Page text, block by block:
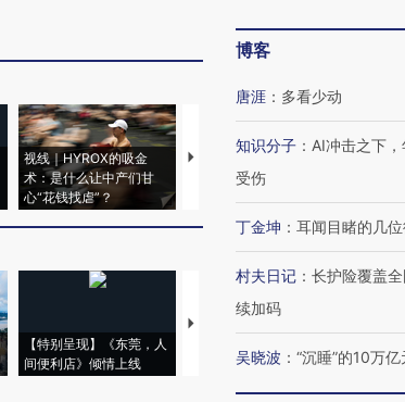
视线｜HYROX的吸金
术：是什么让中产们甘
心“花钱找虐”？
马航飞行员跨国走私7万
粒摇头丸 尿检体内含3种
视线｜
【特别呈现】《东莞，人
间便利店》倾情上线
【推广】走进第四届链博
有意思
博客
唐涯 ： 多看少动
知识分子 ： AI冲击之下
受伤
丁金坤 ： 耳闻目睹的几
村夫日记 ： 长护险覆盖
续加码
吴晓波 ： “沉睡”的10万